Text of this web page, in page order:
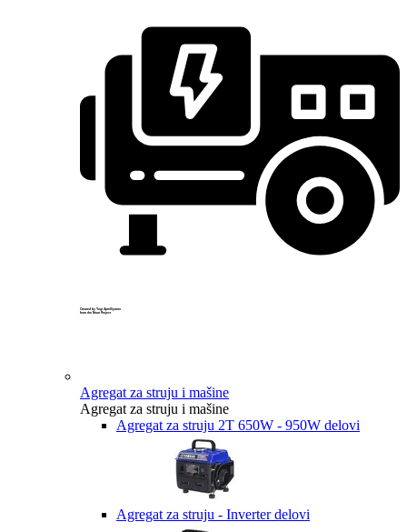
Created by Yogi Aprelliyanto
from the Noun Project
Agregat za struju i mašine
Agregat za struju i mašine
Agregat za struju 2T 650W - 950W delovi
Agregat za struju - Inverter delovi